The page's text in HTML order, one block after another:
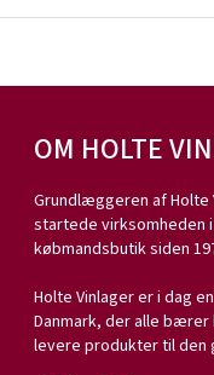
OM HOLTE
Grundlæggeren af Holte
startede virksomheden
købmandsbutik siden
Holte Vinlager er i dag
Danmark, der alle
levere produkter til den